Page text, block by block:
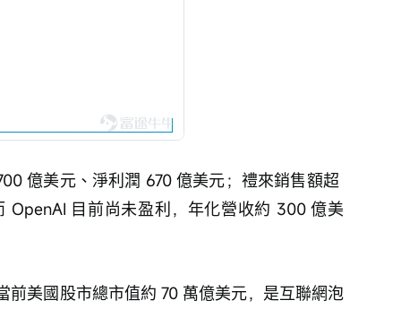
億美元、淨利潤 670 億美元；禮來銷售額超
OpenAI 目前尚未盈利，年化營收約 300 億美
前美國股市總市值約 70 萬億美元，是互聯網泡